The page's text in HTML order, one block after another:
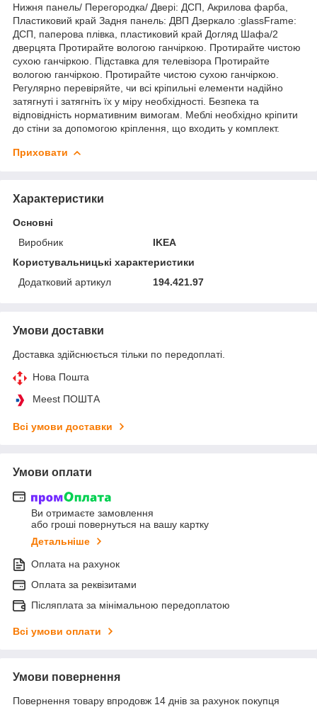
Нижня панель/ Перегородка/ Двері: ДСП, Акрилова фарба,
Пластиковий край Задня панель: ДВП Дзеркало :glassFrame:
ДСП, паперова плівка, пластиковий край Догляд Шафа/2
дверцята Протирайте вологою ганчіркою. Протирайте чистою
сухою ганчіркою. Підставка для телевізора Протирайте
вологою ганчіркою. Протирайте чистою сухою ганчіркою.
Регулярно перевіряйте, чи всі кріпильні елементи надійно
затягнуті і затягніть їх у міру необхідності. Безпека та
відповідність нормативним вимогам. Меблі необхідно кріпити
до стіни за допомогою кріплення, що входить у комплект.
Приховати
Характеристики
Основні
Виробник
IKEA
Користувальницькі характеристики
Додатковий артикул
194.421.97
Умови доставки
Доставка здійснюється тільки по передоплаті.
Нова Пошта
Meest ПОШТА
Всі умови доставки
Умови оплати
Ви отримаєте замовлення
або гроші повернуться на вашу картку
Детальніше
Оплата на рахунок
Оплата за реквізитами
Післяплата за мінімальною передоплатою
Всі умови оплати
Умови повернення
Повернення товару впродовж 14 днів за рахунок покупця